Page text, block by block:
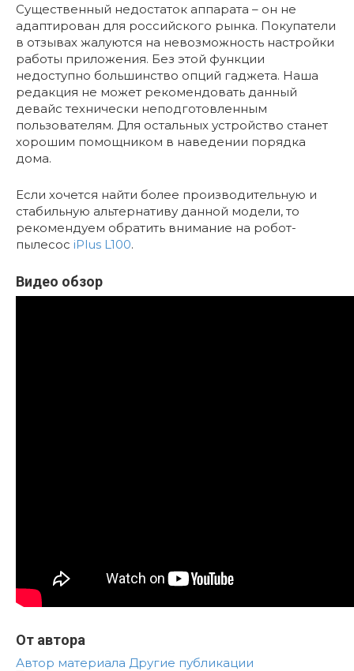
Существенный недостаток аппарата – он не
адаптирован для российского рынка. Покупатели
в отзывах жалуются на невозможность настройки
работы приложения. Без этой функции
недоступно большинство опций гаджета. Наша
редакция не может рекомендовать данный
девайс технически неподготовленным
пользователям. Для остальных устройство станет
хорошим помощником в наведении порядка
дома.
Если хочется найти более производительную и
стабильную альтернативу данной модели, то
рекомендуем обратить внимание на робот-
пылесос iPlus L100.
Видео обзор
От автора
Автор материала Другие публикации